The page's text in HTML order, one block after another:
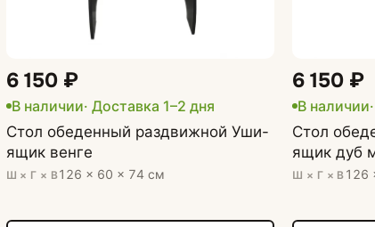
Кромка для столешницы
Смесители
Кухонные мойки
6 150 ₽
В наличии· Доставка 1–2 дня
Стол обеденный раздвижной Уши-
ящик венге
Ш × Г × В126 × 60 × 74 см
6 150 ₽
В наличии
Стол
ящик дуб
Ш × Г × В 126